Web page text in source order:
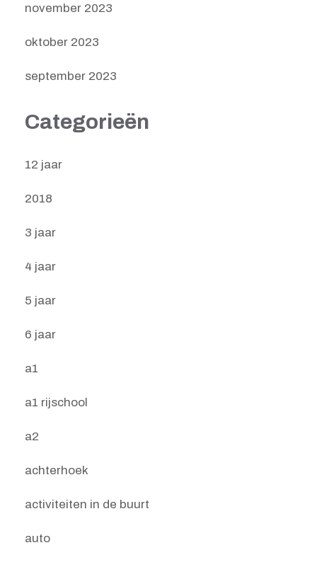
november 2023
oktober 2023
september 2023
Categorieën
12 jaar
2018
3 jaar
4 jaar
5 jaar
6 jaar
a1
a1 rijschool
a2
achterhoek
activiteiten in de buurt
auto